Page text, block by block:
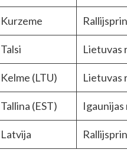
Kurzeme
Talsi Lietuvas
Kelme (LTU) Lietuvas
Tallina (EST)
Latvija